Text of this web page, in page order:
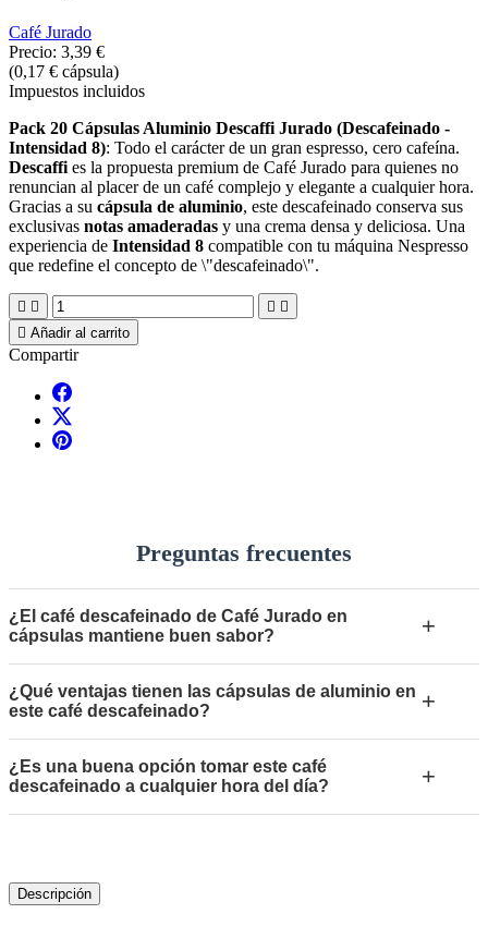
Café Jurado
Precio: 3,39 €
(0,17 € cápsula)
Impuestos incluidos
Pack 20 Cápsulas Aluminio Descaffi Jurado (Descafeinado -
Intensidad 8): Todo el carácter de un gran espresso, cero cafeína.
Descaffi es la propuesta premium de Café Jurado para quienes no
renuncian al placer de un café complejo y elegante a cualquier hora.
Gracias a su cápsula de aluminio, este descafeinado conserva sus
exclusivas notas amaderadas y una crema densa y deliciosa. Una
experiencia de Intensidad 8 compatible con tu máquina Nespresso
que redefine el concepto de \"descafeinado\".
   
 Añadir al carrito
Compartir
Preguntas frecuentes
¿El café descafeinado de Café Jurado en
cápsulas mantiene buen sabor?
+
¿Qué ventajas tienen las cápsulas de aluminio en
este café descafeinado?
+
¿Es una buena opción tomar este café
descafeinado a cualquier hora del día?
+
Descripción